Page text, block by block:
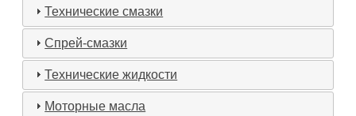
Технические смазки
Спрей-смазки
Технические жидкости
Моторные масла